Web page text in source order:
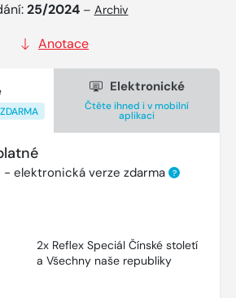
25/2024 – Archiv
Anotace
Elektronické
Čtěte ihned i v mobilní
aplikaci
- elektronická verze zdarma ?
2x Reflex Speciál Čínské století
a Všechny naše republiky